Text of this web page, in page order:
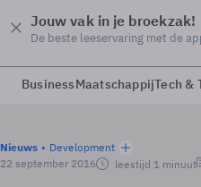
Jouw vak in je broekzak!
De beste leeservaring met de
BusinessMaatschappijTech &
Nieuws
Development
22 september 2016
leestijd 1 minuut